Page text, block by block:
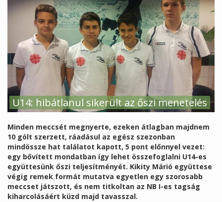
U14: hibátlanul sikerült az őszi menetelés
Minden meccsét megnyerte, ezeken átlagban majdnem
10 gólt szerzett, ráadásul az egész szezonban
mindössze hat találatot kapott, 5 pont előnnyel vezet:
egy bővített mondatban így lehet összefoglalni U14-es
együttesünk őszi teljesítményét. Kikity Márió együttese
végig remek formát mutatva egyetlen egy szorosabb
meccset játszott, és nem titkoltan az NB I-es tagság
kiharcolásáért küzd majd tavasszal.